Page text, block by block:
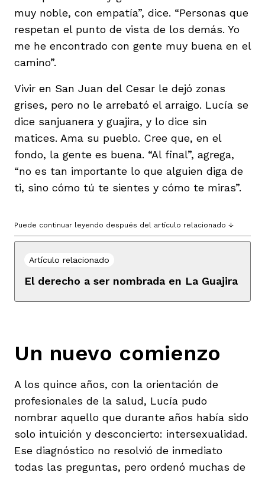
muy noble, con empatía”, dice. “Personas que
respetan el punto de vista de los demás. Yo
me he encontrado con gente muy buena en el
camino”.
Vivir en San Juan del Cesar le dejó zonas
grises, pero no le arrebató el arraigo. Lucía se
dice sanjuanera y guajira, y lo dice sin
matices. Ama su pueblo. Cree que, en el
fondo, la gente es buena. “Al final”, agrega,
“no es tan importante lo que alguien diga de
ti, sino cómo tú te sientes y cómo te miras”.
Puede continuar leyendo después del artículo relacionado ↓
Artículo relacionado
El derecho a ser nombrada en La Guajira
Un nuevo comienzo
A los quince años, con la orientación de
profesionales de la salud, Lucía pudo
nombrar aquello que durante años había sido
solo intuición y desconcierto: intersexualidad.
Ese diagnóstico no resolvió de inmediato
todas las preguntas, pero ordenó muchas de